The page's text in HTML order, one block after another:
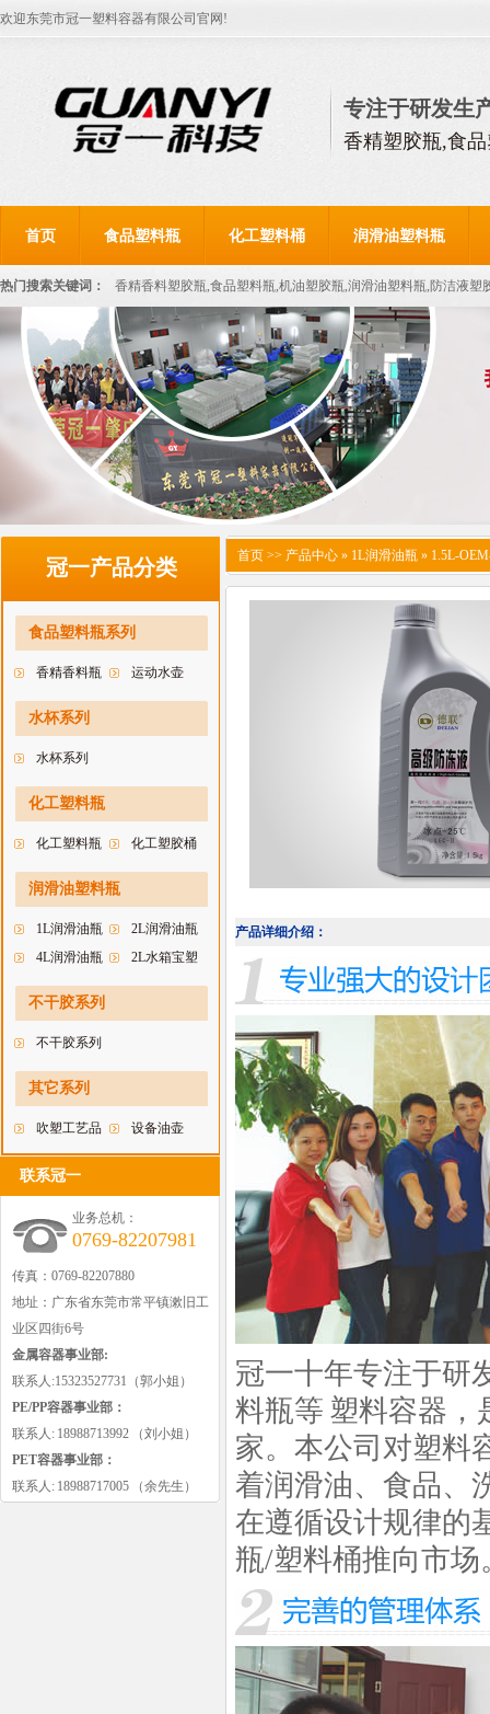
欢迎东莞市冠一塑料容器有限公司官网!
专注于研发生
香精塑胶瓶,食
首页 食品塑料瓶 化工塑料桶 润滑油塑料瓶
热门搜索关键词： 香精香料塑胶瓶,食品塑料瓶,机油塑胶瓶,润滑油塑料瓶,防洁液塑
冠一产品分类
食品塑料瓶系列
香精香料瓶 运动水壶
水杯系列
水杯系列
化工塑料瓶
化工塑料瓶 化工塑胶桶
润滑油塑料瓶
1L润滑油瓶
2L润滑油瓶
4L润滑油瓶
2L水箱宝塑
料瓶
不干胶系列
不干胶系列
其它系列
吹塑工艺品 设备油壶
联系冠一
业务总机：
0769-82207981
传真：0769-82207880
地址：广东省东莞市常平镇漱旧工
业区四街6号
金属容器事业部:
联系人:15323527731（郭小姐）
PE/PP容器事业部：
联系人: 18988713992 （刘小姐）
PET容器事业部：
联系人: 18988717005 （余先生）
首页 >> 产品中心 » 1L润滑油瓶 » 1.5L-
产品详细介绍：
冠一十年专注于研
料瓶等 塑料容器
家。本公司对塑料
着润滑油、食品、
在遵循设计规律的
瓶/塑料桶推向市场